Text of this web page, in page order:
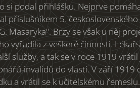
si podal přihlášku. Nejprve
příslušníkem 5.
Masaryka". Brzy se však u něj
vyřadila z veškeré činnosti.
služby, a tak se v roce 1919
invalidů do vlasti. V září 1919
a vrátil se k učitelskému řemeslu.